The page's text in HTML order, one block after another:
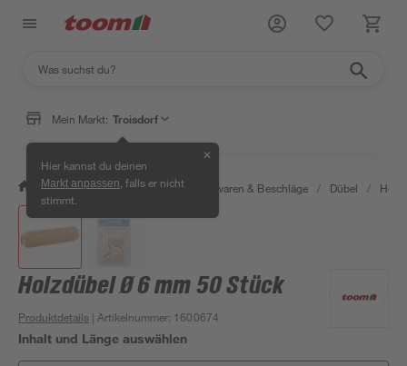
Mein Markt: Troisdorf
Hier kannst du deinen
Markt anpassen , falls er nicht
stimmt.
✕
/ Werkstatt & Maschinen / Eisenwaren & Beschläge / Dübel /
Holzdübel Ø 6 mm 50 Stück
Produktdetails | Artikelnummer: 1600674
Inhalt und Länge auswählen